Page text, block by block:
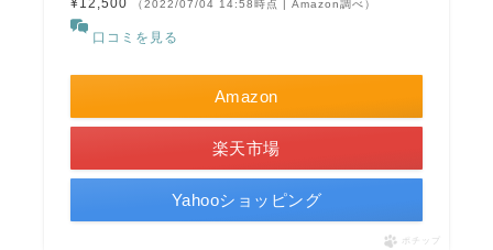
¥12,500
（2022/07/04 14:58時点 | Amazon調べ）
口コミを見る
Amazon
楽天市場
Yahooショッピング
ポチップ